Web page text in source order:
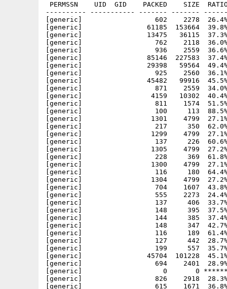
PERMSSN    UID  GID    PACKED    SIZE
---------- ----------- ------- -------
[generic]                  602    2278  26.4% -
[generic]                61185  153664  39.8% -
[generic]                13475   36115  37.3% -
[generic]                  762    2118  36.0% -
[generic]                  936    2559  36.6% -
[generic]                85146  227583  37.4% -
[generic]                29398   59564  49.4% -
[generic]                  925    2560  36.1% -
[generic]                45482   99916  45.5% -
[generic]                  871    2559  34.0% -
[generic]                 4159   10302  40.4% -
[generic]                  811    1574  51.5% -
[generic]                  100     113  88.5% -
[generic]                 1301    4799  27.1% -
[generic]                  217     350  62.0% -
[generic]                 1299    4799  27.1% -
[generic]                  137     226  60.6% -
[generic]                 1305    4799  27.2% -
[generic]                  228     369  61.8% -
[generic]                 1300    4799  27.1% -
[generic]                  116     180  64.4% -
[generic]                 1304    4799  27.2% -
[generic]                  704    1607  43.8% -
[generic]                  555    2273  24.4% -
[generic]                  137     406  33.7% -
[generic]                  148     395  37.5% -
[generic]                  144     385  37.4% -
[generic]                  148     347  42.7% -
[generic]                  116     189  61.4% -
[generic]                  127     442  28.7% -
[generic]                  199     557  35.7% -
[generic]                45704  101228  45.1% -
[generic]                  694    2401  28.9% -
[generic]                    0       0 ****** -lh0-
[generic]                  826    2918  28.3% -
[generic]                  615    1671  36.8% -